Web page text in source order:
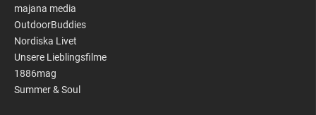
majana media
OutdoorBuddies
Nordiska Livet
Unsere Lieblingsfilme
1886mag
Summer & Soul